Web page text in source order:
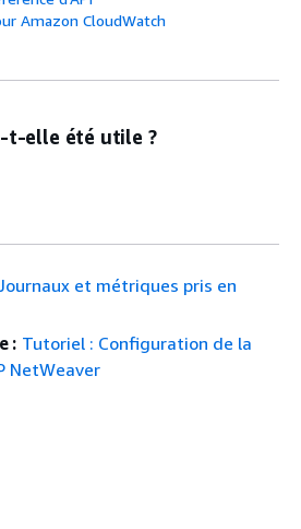
Amazon CloudWatch
t-elle été utile ?
et métriques pris en
: Tutoriel : Configuration de la
NetWeaver